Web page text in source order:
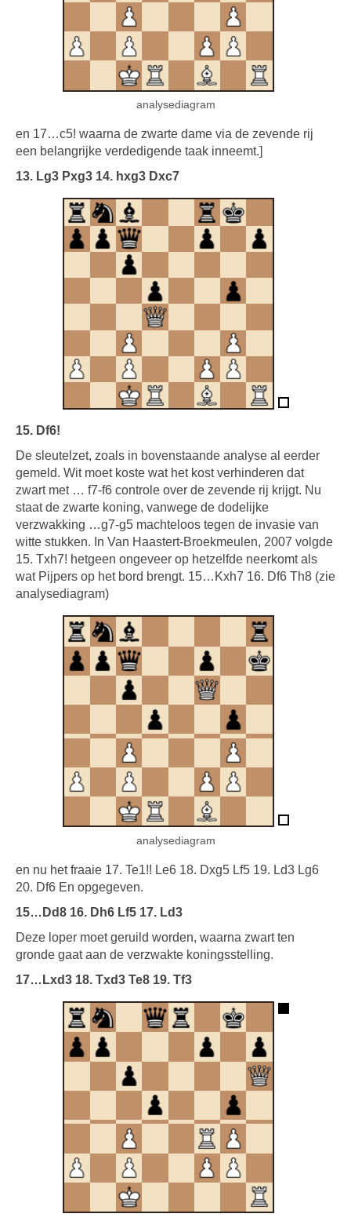
analysediagram
en 17…c5! waarna de zwarte dame via de zevende rij
een belangrijke verdedigende taak inneemt.]
13. Lg3 Pxg3 14. hxg3 Dxc7
15. Df6!
De sleutelzet, zoals in bovenstaande analyse al eerder
gemeld. Wit moet koste wat het kost verhinderen dat
zwart met … f7-f6 controle over de zevende rij krijgt. Nu
staat de zwarte koning, vanwege de dodelijke
verzwakking …g7-g5 machteloos tegen de invasie van
witte stukken. In Van Haastert-Broekmeulen, 2007 volgde
15. Txh7! hetgeen ongeveer op hetzelfde neerkomt als
wat Pijpers op het bord brengt. 15…Kxh7 16. Df6 Th8 (zie
analysediagram)
analysediagram
en nu het fraaie 17. Te1!! Le6 18. Dxg5 Lf5 19. Ld3 Lg6
20. Df6 En opgegeven.
15…Dd8 16. Dh6 Lf5 17. Ld3
Deze loper moet geruild worden, waarna zwart ten
gronde gaat aan de verzwakte koningsstelling.
17…Lxd3 18. Txd3 Te8 19. Tf3